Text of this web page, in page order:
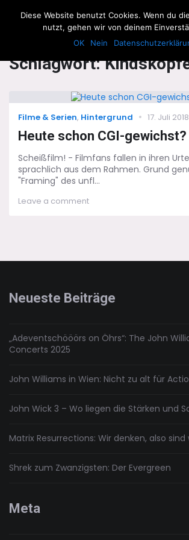
The Howling Men
Schlagwort:
Categories
Filme & Serien, Hintergrund
Posted
17. Juli 2018
Heute schon CGI-gewichst?
Scheißfilm! - Filmfans fallen in ihren
sprachlich aus dem Rahmen. Grund
"Framing" des unfl...
Leave a commenton
Neueste Beiträge
„Adeventschööörs on Öhrs“: The John
Concerts 2025
John Williams in Wien: Nicht zu alt für
John Wick 3 – Wo liegen die Stärken und
Matrix Resurrections: Wir denken, also sind
Shrek zum Zwanzigsten: Der Evergreen
Meta
Diese Website benutzt Cookies. Wenn du
nutzt, gehen wir von deinem
OK
Nein